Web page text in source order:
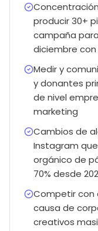
producir 30+
campaña
diciembre
Medir y
y donantes
de nivel
marketing
Cambios de
Instagram
orgánico de
70% desde
Competir con
causa de
creativos